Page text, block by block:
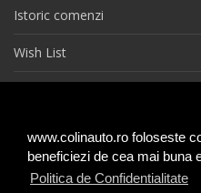
www.colinauto.ro foloseste
beneficiezi de cea mai buna
Politica de Confidentialitate
Istoric comenzi
Wish List